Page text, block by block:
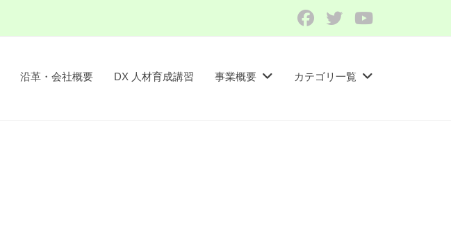
Facebook
TwitterYouTube
沿革・会社概要 DX 人材育成講習​ 事業概要 カテゴリ一覧